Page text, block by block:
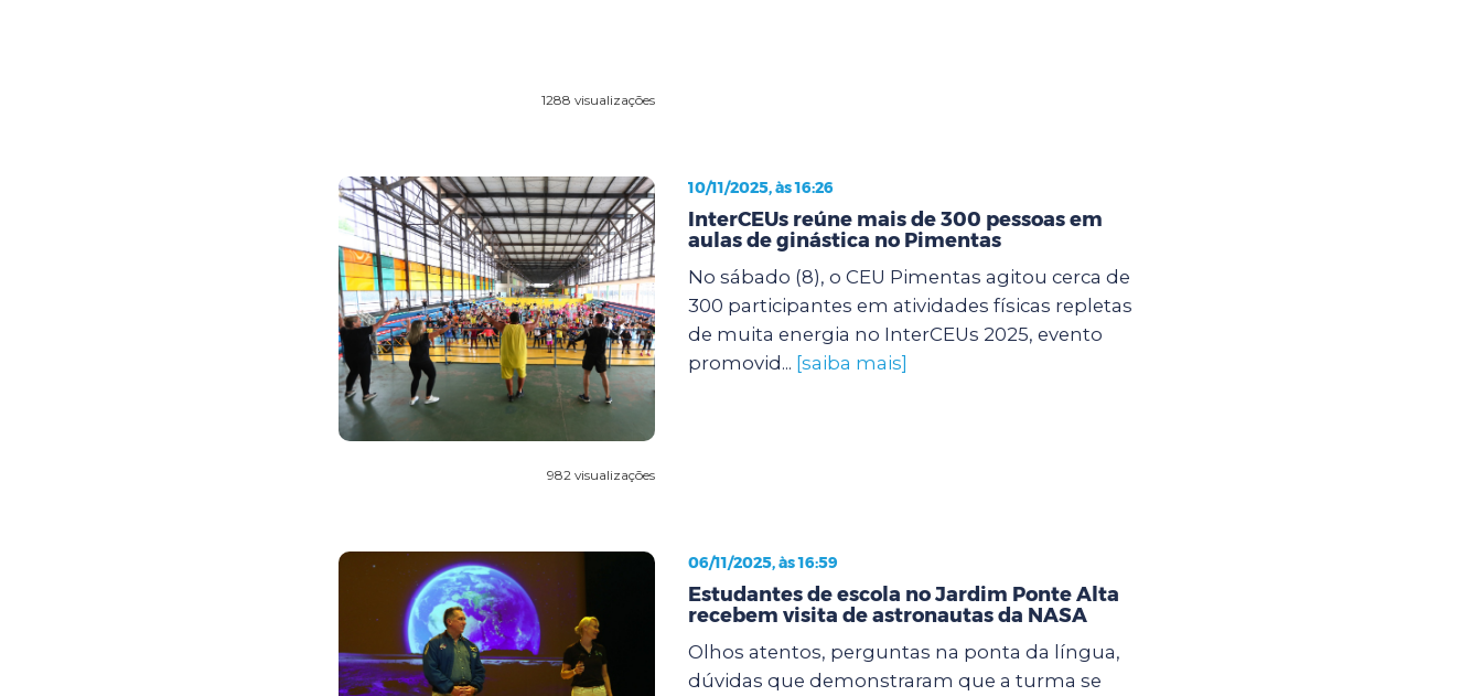
1288 visualizações
982 visualizações
10/11/2025, às 16:26
InterCEUs reúne mais de 300 pessoas em
aulas de ginástica no Pimentas
No sábado (8), o CEU Pimentas agitou cerca de
300 participantes em atividades físicas repletas
de muita energia no InterCEUs 2025, evento
promovid... [saiba mais]
06/11/2025, às 16:59
Estudantes de escola no Jardim Ponte Alta
recebem visita de astronautas da NASA
Olhos atentos, perguntas na ponta da língua,
dúvidas que demonstraram que a turma se